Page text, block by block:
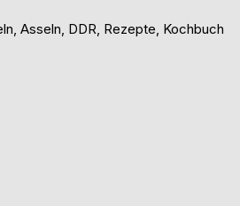
Asseln, DDR, Rezepte, Kochbuch